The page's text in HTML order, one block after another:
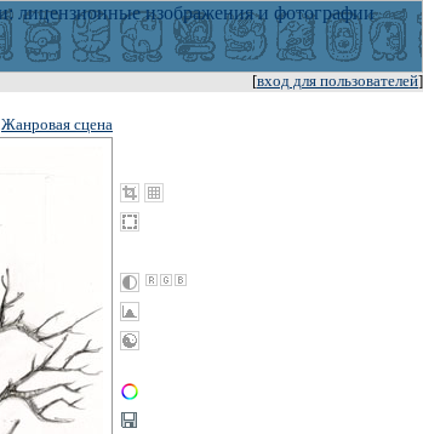
[вход для пользователей]
Жанровая сцена